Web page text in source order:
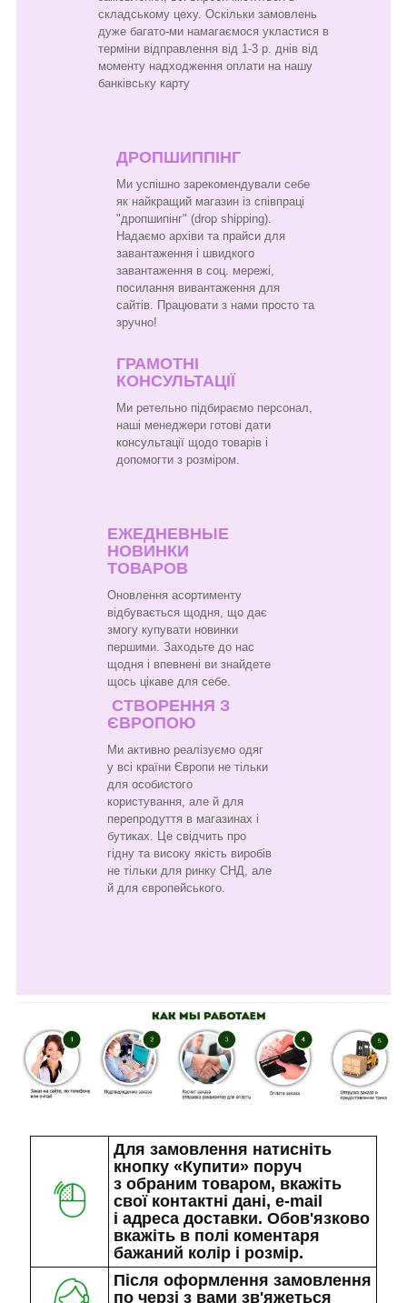
складському цеху. Оскільки замовлень
дуже багато-ми намагаємося укластися в
терміни відправлення від 1-3 р. днів від
моменту надходження оплати на нашу
банківську карту
ДРОПШИППІНГ
Ми успішно зарекомендували себе
як найкращий магазин із співпраці
"дропшипінг" (drop shipping).
Надаємо архіви та прайси для
завантаження і швидкого
завантаження в соц. мережі,
посилання вивантаження для
сайтів. Працювати з нами просто та
зручно!
ГРАМОТНІ
КОНСУЛЬТАЦІЇ
Ми ретельно підбираємо персонал,
наші менеджери готові дати
консультації щодо товарів і
допомогти з розміром.
ЕЖЕДНЕВНЫЕ
НОВИНКИ
ТОВАРОВ
Оновлення асортименту
відбувається щодня, що дає
змогу купувати новинки
першими. Заходьте до нас
щодня і впевнені ви знайдете
щось цікаве для себе.
СТВОРЕННЯ З
ЄВРОПОЮ
Ми активно реалізуємо одяг
у всі країни Європи не тільки
для особистого
користування, але й для
перепродуття в магазинах і
бутиках. Це свідчить про
гідну та високу якість виробів
не тільки для ринку СНД, але
й для європейського.
Для замовлення натисніть
кнопку «Купити» поруч
з обраним товаром, вкажіть
свої контактні дані, e-mail
і адреса доставки. Обов'язково
вкажіть в полі коментаря
бажаний колір і розмір.
Після оформлення замовлення
по черзі з вами зв'яжеться